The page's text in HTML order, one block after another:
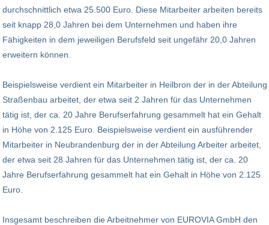
durchschnittlich etwa 25.500 Euro. Diese Mitarbeiter arbeiten bereits
seit knapp 28,0 Jahren bei dem Unternehmen und haben ihre
Fähigkeiten in dem jeweiligen Berufsfeld seit ungefähr 20,0 Jahren
erweitern können.
Beispielsweise verdient ein Mitarbeiter in Heilbron der in der Abteilung
Straßenbau arbeitet, der etwa seit 2 Jahren für das Unternehmen
tätig ist, der ca. 20 Jahre Berufserfahrung gesammelt hat ein Gehalt
in Höhe von 2.125 Euro. Beispielsweise verdient ein ausführender
Mitarbeiter in Neubrandenburg der in der Abteilung Arbeiter arbeitet,
der etwa seit 28 Jahren für das Unternehmen tätig ist, der ca. 20
Jahre Berufserfahrung gesammelt hat ein Gehalt in Höhe von 2.125
Euro.
Insgesamt beschreiben die Arbeitnehmer von EUROVIA GmbH den